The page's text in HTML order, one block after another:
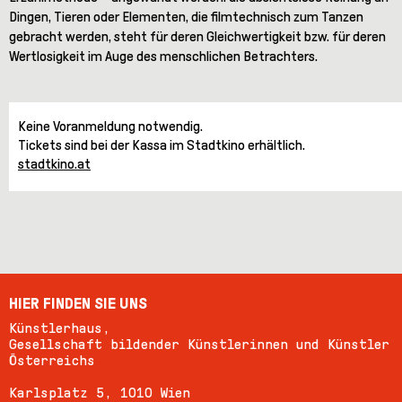
Dingen, Tieren oder Elementen, die filmtechnisch zum Tanzen
gebracht werden, steht für deren Gleichwertigkeit bzw. für deren
Wertlosigkeit im Auge des menschlichen Betrachters.
Keine Voranmeldung notwendig.
Tickets sind bei der Kassa im Stadtkino erhältlich.
stadtkino.at
HIER FINDEN SIE UNS
Künstlerhaus,
Gesellschaft bildender Künstlerinnen und Künstler
Österreichs
Karlsplatz 5, 1010 Wien